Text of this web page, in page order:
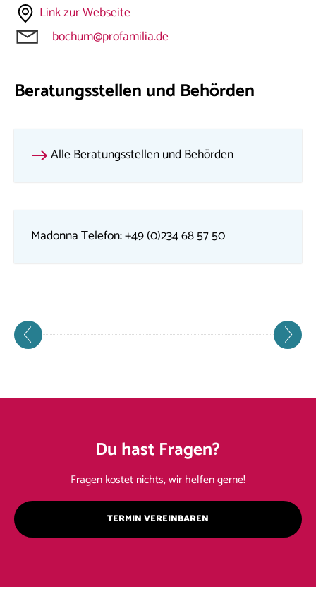
Link zur Webseite
bochum@profamilia.de
Beratungsstellen und Behörden
Alle Beratungsstellen und Behörden
Madonna Telefon: +49 (0)234 68 57 50
Du hast Fragen?
Fragen kostet nichts, wir helfen gerne!
TERMIN VEREINBAREN